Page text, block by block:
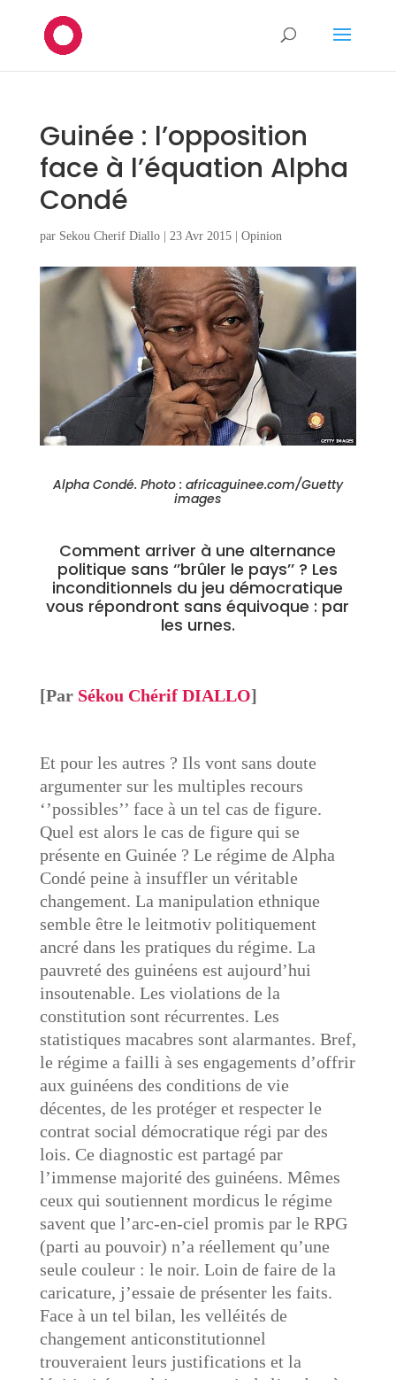
Guinée : l’opposition
face à l’équation Alpha
Condé
par Sekou Cherif Diallo| 23 Avr 2015| Opinion
Alpha Condé. Photo : africaguinee.com/Guetty
images
Comment arriver à une alternance
politique sans ‘’brûler le pays’’ ? Les
inconditionnels du jeu démocratique
vous répondront sans équivoque : par
les urnes.
[Par Sékou Chérif DIALLO]
Et pour les autres ? Ils vont sans doute
argumenter sur les multiples recours
‘’possibles’’ face à un tel cas de figure.
Quel est alors le cas de figure qui se
présente en Guinée ? Le régime de Alpha
Condé peine à insuffler un véritable
changement. La manipulation ethnique
semble être le leitmotiv politiquement
ancré dans les pratiques du régime. La
pauvreté des guinéens est aujourd’hui
insoutenable. Les violations de la
constitution sont récurrentes. Les
statistiques macabres sont alarmantes. Bref,
le régime a failli à ses engagements d’offrir
aux guinéens des conditions de vie
décentes, de les protéger et respecter le
contrat social démocratique régi par des
lois. Ce diagnostic est partagé par
l’immense majorité des guinéens. Mêmes
ceux qui soutiennent mordicus le régime
savent que l’arc-en-ciel promis par le RPG
(parti au pouvoir) n’a réellement qu’une
seule couleur : le noir. Loin de faire de la
caricature, j’essaie de présenter les faits.
Face à un tel bilan, les velléités de
changement anticonstitutionnel
trouveraient leurs justifications et la